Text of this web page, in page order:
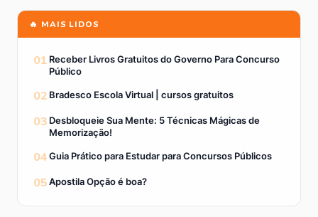
🔥 MAIS LIDOS
01 Receber Livros Gratuitos do Governo Para Concurso
Público
02 Bradesco Escola Virtual | cursos gratuitos
03 Desbloqueie Sua Mente: 5 Técnicas Mágicas de
Memorização!
04 Guia Prático para Estudar para Concursos Públicos
05 Apostila Opção é boa?